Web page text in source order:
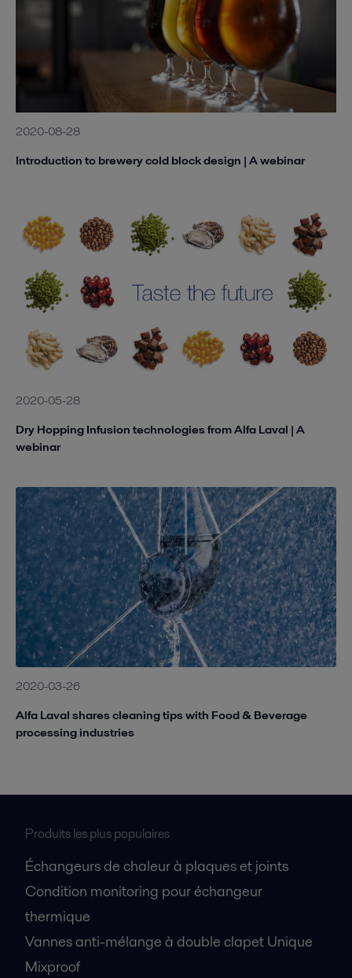
2020-08-28
Introduction to brewery cold block design | A webinar
2020-05-28
Dry Hopping Infusion technologies from Alfa Laval | A
webinar
2020-03-26
Alfa Laval shares cleaning tips with Food & Beverage
processing industries
Produits les plus populaires
Échangeurs de chaleur à plaques et joints
Condition monitoring pour échangeur
thermique
Vannes anti-mélange à double clapet Unique
Mixproof